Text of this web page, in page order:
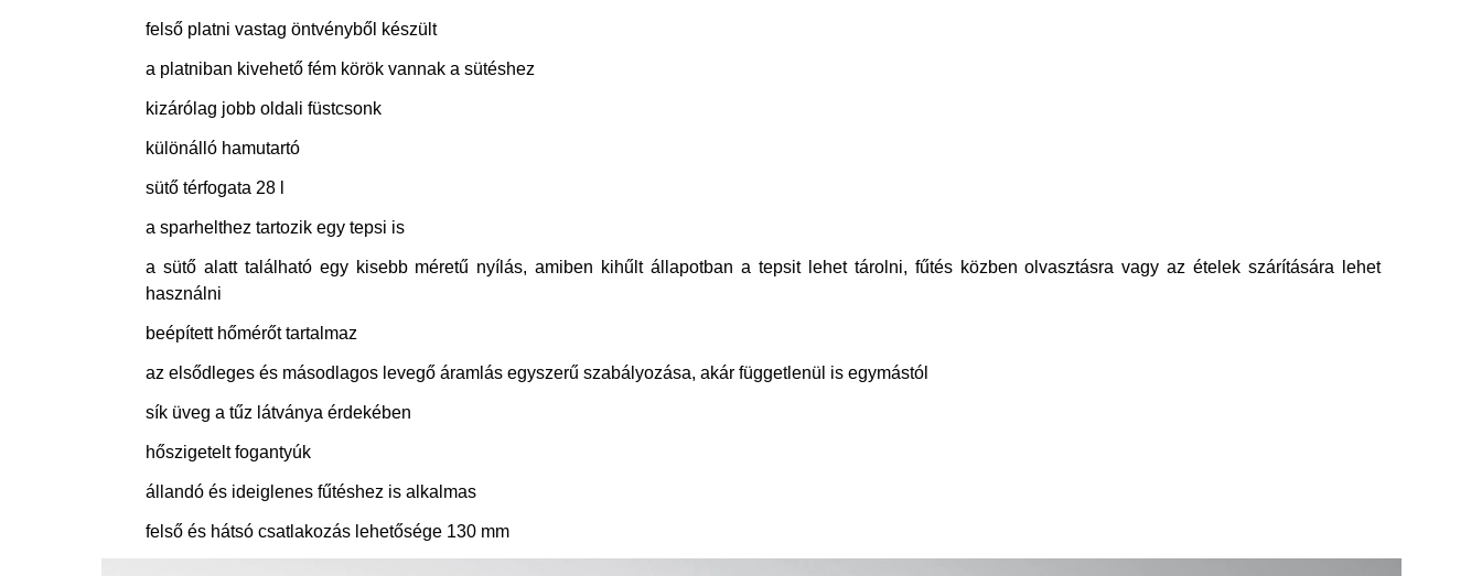
felső platni vastag öntvényből készült
a platniban kivehető fém körök vannak a sütéshez
kizárólag jobb oldali füstcsonk
különálló hamutartó
sütő térfogata 28 l
a sparhelthez tartozik egy tepsi is
a sütő alatt található egy kisebb méretű nyílás, amiben kihűlt állapotban a tepsit lehet tárolni, fűtés közben olvasztásra vagy az ételek szárítására lehet
használni
beépített hőmérőt tartalmaz
az elsődleges és másodlagos levegő áramlás egyszerű szabályozása, akár függetlenül is egymástól
sík üveg a tűz látványa érdekében
hőszigetelt fogantyúk
állandó és ideiglenes fűtéshez is alkalmas
felső és hátsó csatlakozás lehetősége 130 mm